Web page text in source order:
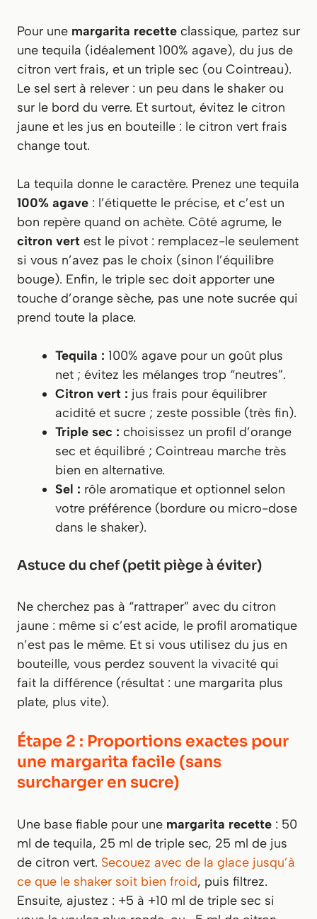
Pour une margarita recette classique, partez sur
une tequila (idéalement 100% agave), du jus de
citron vert frais, et un triple sec (ou Cointreau).
Le sel sert à relever : un peu dans le shaker ou
sur le bord du verre. Et surtout, évitez le citron
jaune et les jus en bouteille : le citron vert frais
change tout.
La tequila donne le caractère. Prenez une tequila
100% agave : l’étiquette le précise, et c’est un
bon repère quand on achète. Côté agrume, le
citron vert est le pivot : remplacez-le seulement
si vous n’avez pas le choix (sinon l’équilibre
bouge). Enfin, le triple sec doit apporter une
touche d’orange sèche, pas une note sucrée qui
prend toute la place.
Tequila : 100% agave pour un goût plus
net ; évitez les mélanges trop “neutres”.
Citron vert : jus frais pour équilibrer
acidité et sucre ; zeste possible (très fin).
Triple sec : choisissez un profil d’orange
sec et équilibré ; Cointreau marche très
bien en alternative.
Sel : rôle aromatique et optionnel selon
votre préférence (bordure ou micro-dose
dans le shaker).
Astuce du chef (petit piège à éviter)
Ne cherchez pas à “rattraper” avec du citron
jaune : même si c’est acide, le profil aromatique
n’est pas le même. Et si vous utilisez du jus en
bouteille, vous perdez souvent la vivacité qui
fait la différence (résultat : une margarita plus
plate, plus vite).
Étape 2 : Proportions exactes pour
une margarita facile (sans
surcharger en sucre)
Une base fiable pour une margarita recette : 50
ml de tequila, 25 ml de triple sec, 25 ml de jus
de citron vert. Secouez avec de la glace jusqu’à
ce que le shaker soit bien froid, puis filtrez.
Ensuite, ajustez : +5 à +10 ml de triple sec si